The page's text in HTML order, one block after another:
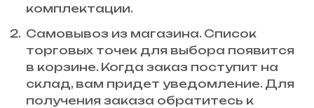
комплектации.
Самовывоз из магазина. Список
торговых точек для выбора появится
в корзине. Когда заказ поступит на
склад, вам придет уведомление. Для
получения заказа обратитесь к